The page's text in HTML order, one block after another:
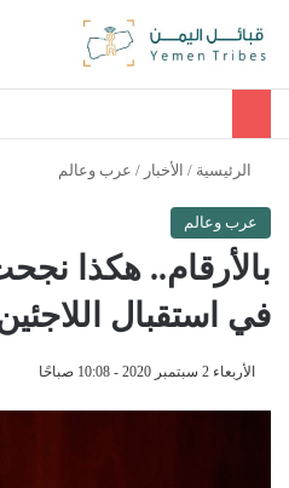
الرئيسية / الأخبار / عرب وعالم
عرب وعالم
بالأرقام.. هكذا
في استقبال
الأربعاء 2 سبتمبر 2020 - 10:08 صباحًا